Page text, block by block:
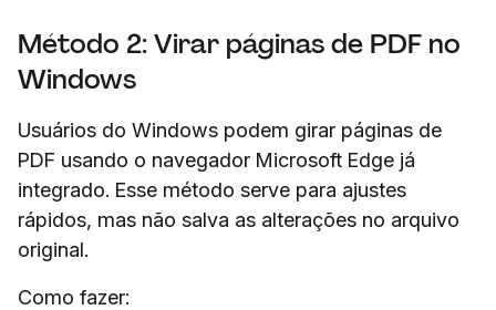
Método 2: Virar páginas de PDF no
Windows
Usuários do Windows podem girar páginas de
PDF usando o navegador Microsoft Edge já
integrado. Esse método serve para ajustes
rápidos, mas não salva as alterações no arquivo
original.
Como fazer: